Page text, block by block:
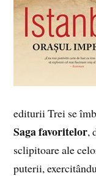
editurii Trei se
Saga favoritelor,
sclipitoare ale
puterii,